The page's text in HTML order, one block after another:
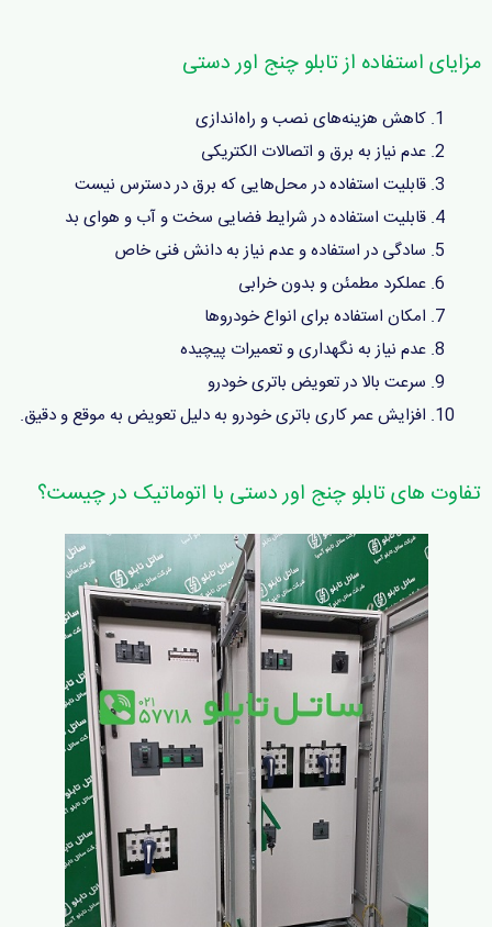
مزایای استفاده از تابلو چنج اور دستی
کاهش هزینه‌های نصب و راه‌اندازی
عدم نیاز به برق و اتصالات الکتریکی
قابلیت استفاده در محل‌هایی که برق در دسترس نیست
قابلیت استفاده در شرایط فضایی سخت و آب و هوای بد
سادگی در استفاده و عدم نیاز به دانش فنی خاص
عملکرد مطمئن و بدون خرابی
امکان استفاده برای انواع خودروها
عدم نیاز به نگهداری و تعمیرات پیچیده
سرعت بالا در تعویض باتری خودرو
افزایش عمر کاری باتری خودرو به دلیل تعویض به موقع و دقیق.
تفاوت های تابلو چنج اور دستی با اتوماتیک در چیست؟